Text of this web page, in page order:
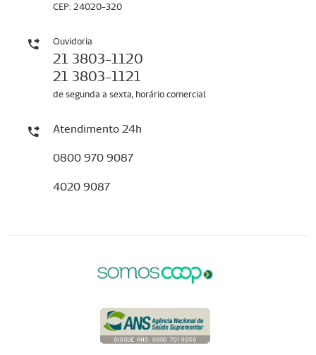
CEP: 24020-320
Ouvidoria
21 3803-1120
21 3803-1121
de segunda a sexta, horário comercial
Atendimento 24h
0800 970 9087
4020 9087